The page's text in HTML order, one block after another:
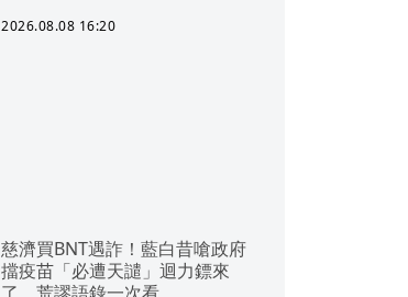
2026.08.08 16:20
慈濟買BNT遇詐！藍白昔嗆政府
擋疫苗「必遭天譴」迴力鏢來